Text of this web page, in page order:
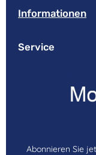
Informationen
Service
Abonnieren Sie